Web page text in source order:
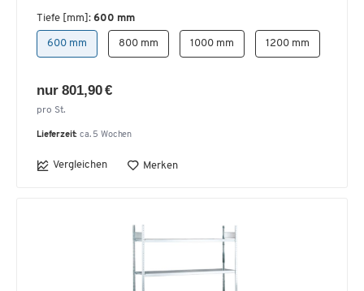
Tiefe [mm]: 600 mm
600 mm 800 mm 1000 mm 1200 mm
nur 801,90 €
pro St.
Lieferzeit: ca. 5 Wochen
Vergleichen Merken